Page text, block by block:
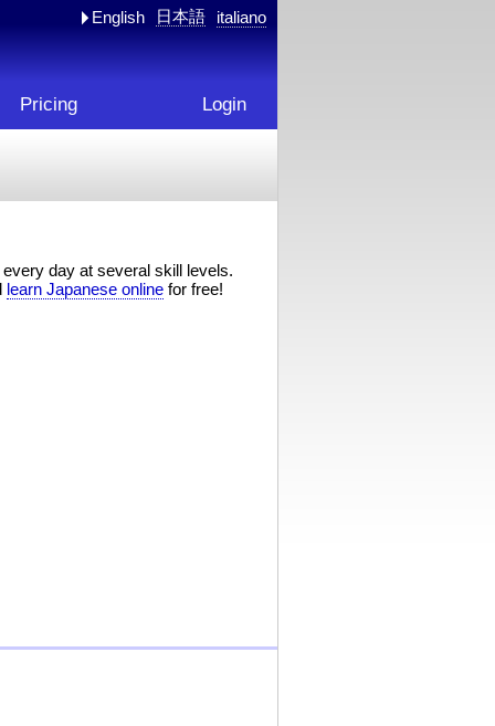
English 日本語 italiano
Pricing Login
day at several skill levels.
learn Japanese online for free!